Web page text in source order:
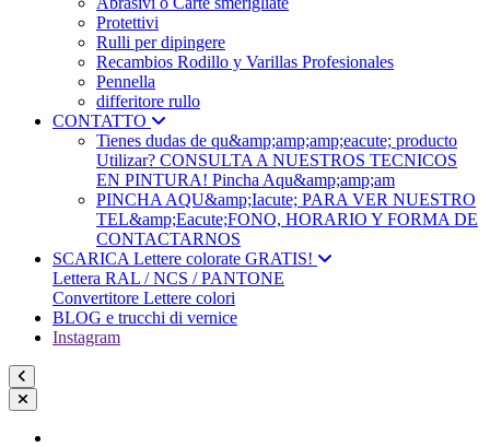
Protettivi
Rulli per dipingere
Recambios Rodillo y Varillas Profesionales
Pennella
differitore rullo
CONTATTO
Tienes dudas de qu&amp;amp;amp;eacute; producto
Utilizar? CONSULTA A NUESTROS TECNICOS
EN PINTURA! Pincha Aqu&amp;amp;am
PINCHA AQU&amp;Iacute; PARA VER NUESTRO
TEL&amp;Eacute;FONO, HORARIO Y FORMA DE
CONTACTARNOS
SCARICA Lettere colorate GRATIS!
Lettera RAL / NCS / PANTONE
Convertitore Lettere colori
BLOG e trucchi di vernice
Instagram